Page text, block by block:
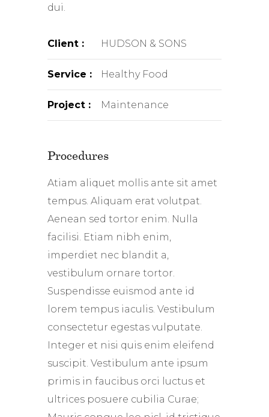
dui.
Client : HUDSON & SONS
Service : Healthy Food
Project : Maintenance
Procedures
Atiam aliquet mollis ante sit amet
tempus. Aliquam erat volutpat.
Aenean sed tortor enim. Nulla
facilisi. Etiam nibh enim,
imperdiet nec blandit a,
vestibulum ornare tortor.
Suspendisse euismod ante id
lorem tempus iaculis. Vestibulum
consectetur egestas vulputate.
Integer et nisi quis enim eleifend
suscipit. Vestibulum ante ipsum
primis in faucibus orci luctus et
ultrices posuere cubilia Curae;